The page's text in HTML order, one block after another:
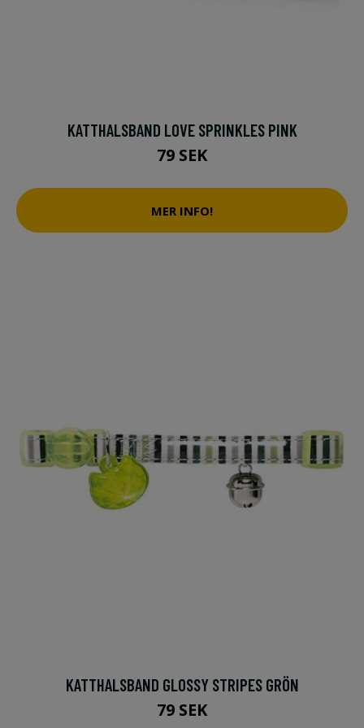
KATTHALSBAND LOVE SPRINKLES PINK
79 SEK
MER INFO!
KATTHALSBAND GLOSSY STRIPES GRÖN
79 SEK